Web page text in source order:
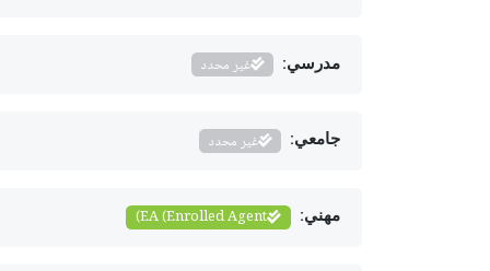
مدرسي: غير محدد
جامعي: غير محدد
مهني: EA (Enrolled Agent)